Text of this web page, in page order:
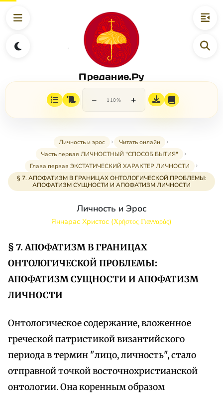
Предание.Ру
− 110% +
Личность и эрос
Читать онлайн
Часть первая ЛИЧНОСТНЫЙ "СПОСОБ БЫТИЯ"
Глава первая ЭКСТАТИЧЕСКИЙ ХАРАКТЕР ЛИЧНОСТИ
§ 7. АПОФАТИЗМ В ГРАНИЦАХ ОНТОЛОГИЧЕСКОЙ ПРОБЛЕМЫ:
АПОФАТИЗМ СУЩНОСТИ И АПОФАТИЗМ ЛИЧНОСТИ
Личность и Эрос
Яннарас Христос (Χρήστος Γιανναράς)
§ 7. АПОФАТИЗМ В ГРАНИЦАХ
ОНТОЛОГИЧЕСКОЙ ПРОБЛЕМЫ:
АПОФАТИЗМ СУЩНОСТИ И АПОФАТИЗМ
ЛИЧНОСТИ
Онтологическое содержание, вложенное
греческой патристикой византийского
периода в термин "лицо, личность", стало
отправной точкой восточнохристианской
онтологии. Она коренным образом